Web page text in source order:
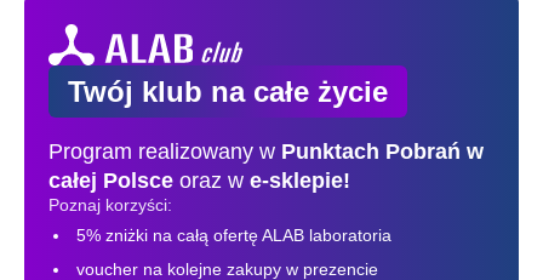
Twój klub na całe życie
Program realizowany w Punktach Pobrań w
całej Polsce oraz w e-sklepie!
Poznaj korzyści:
5% zniżki na całą ofertę ALAB laboratoria
voucher na kolejne zakupy w prezencie